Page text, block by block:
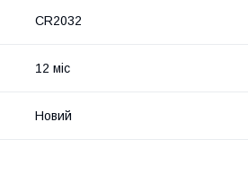
CR2032
12 міс
Новий